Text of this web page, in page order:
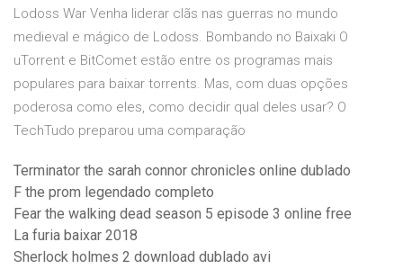
Lodoss War Venha liderar clãs nas guerras no mundo
medieval e mágico de Lodoss. Bombando no Baixaki O
uTorrent e BitComet estão entre os programas mais
populares para baixar torrents. Mas, com duas opções
poderosa como eles, como decidir qual deles usar? O
TechTudo preparou uma comparação
Terminator the sarah connor chronicles online dublado
F the prom legendado completo
Fear the walking dead season 5 episode 3 online free
La furia baixar 2018
Sherlock holmes 2 download dublado avi